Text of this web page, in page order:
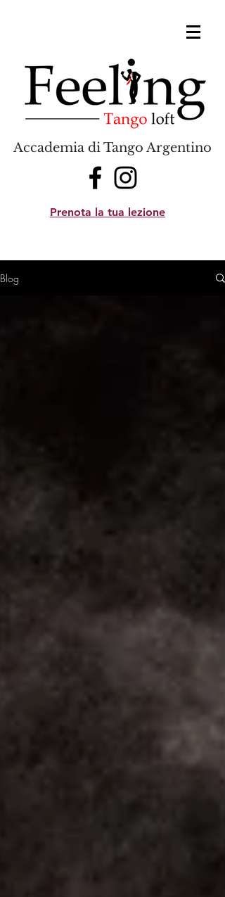
Accademia di Tango Argentino
Prenota la tua lezione
Blog